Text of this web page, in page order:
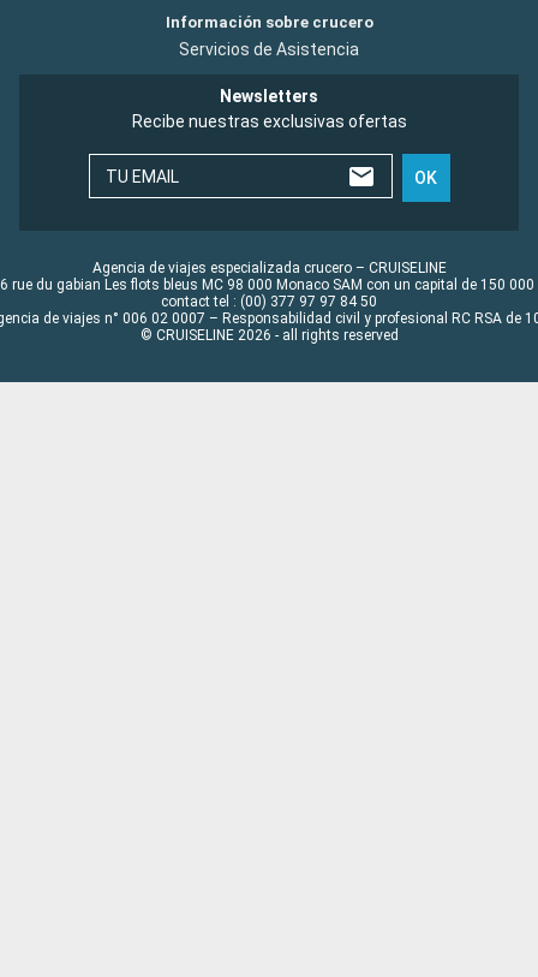
Información sobre crucero
Servicios de Asistencia
Newsletters
Recibe nuestras exclusivas ofertas
TU EMAIL OK
Agencia de viajes especializada crucero – CRUISELINE
rue du gabian Les flots bleus MC 98 000 Monaco SAM con un capital de 150 000
contact tel : (00) 377 97 97 84 50
de viajes n° 006 02 0007 – Responsabilidad civil y profesional RC RSA de
© CRUISELINE 2026 - all rights reserved